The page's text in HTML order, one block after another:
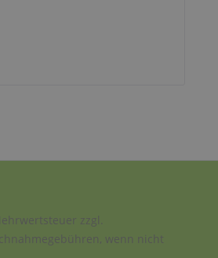
zzgl.
wenn nicht